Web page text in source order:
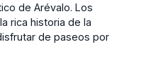
de Arévalo. Los
rica historia de la
de paseos por